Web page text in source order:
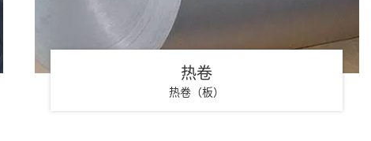
热卷
热卷（板）